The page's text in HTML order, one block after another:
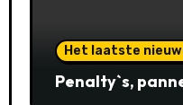
Het laatste
Penalty`s,